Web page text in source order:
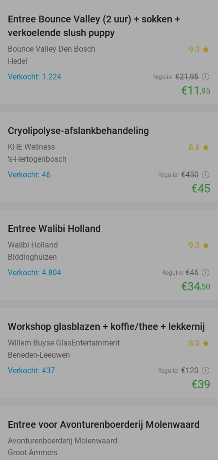
Entree Bounce Valley (2 uur) + sokken +
verkoelende slush puppy
Bounce Valley Den Bosch 9.3 star
Hedel
Verkocht: 1.224
Regulier €21,95
€11 ,95
Cryolipolyse-afslankbehandeling
KHE Wellness 8.6 star
's-Hertogenbosch
Verkocht: 46
Regulier €450
€45
Entree Walibi Holland
Walibi Holland 9.3 star
Biddinghuizen
Verkocht: 4.804
Regulier €46
€34,50
68%
Workshop glasblazen + koffie/thee + lekkernij
Willem Buyse GlasEntertainment 8.0 star
Beneden-Leeuwen
Verkocht: 437
Regulier €120
€39
27%
Entree voor Avonturenboerderij Molenwaard
Avonturenboerderij Molenwaard
Groot-Ammers